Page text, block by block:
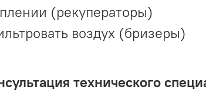
(рекуператоры)
воздух (бризеры)
технического